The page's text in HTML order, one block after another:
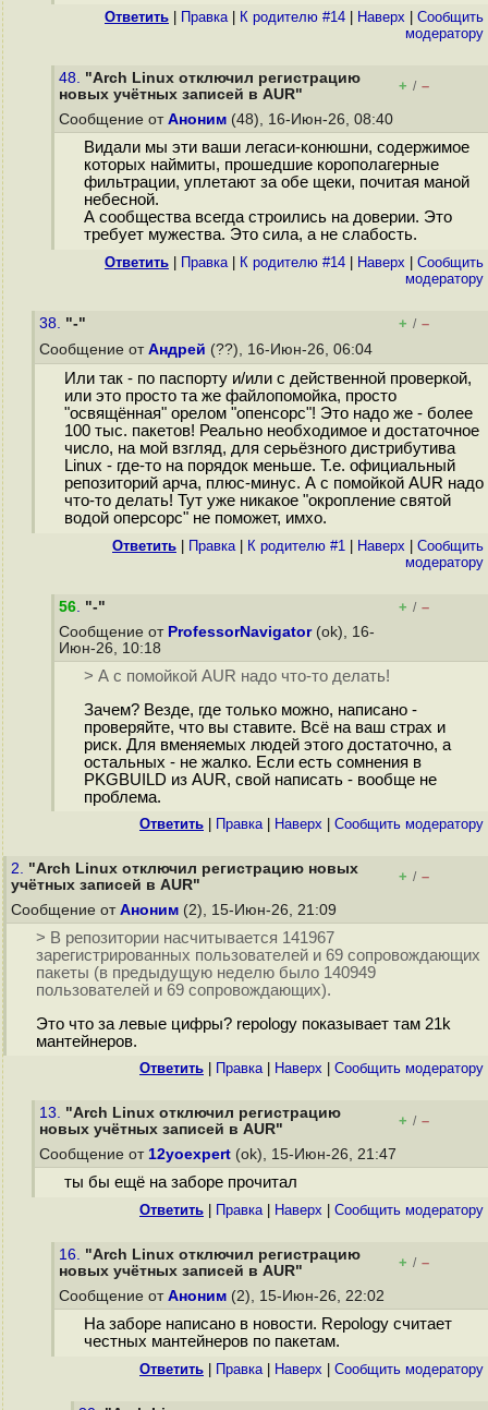
Ответить Правка| К родителю #14 Наверх
Cообщить
модератору
48. "Arch Linux отключил регистрацию
новых учётных записей в AUR"
+ / –
Сообщение от Аноним (48), 16-Июн-26, 08:40
Видали мы эти ваши легаси-конюшни, содержимое
которых наймиты, прошедшие корополагерные
фильтрации, уплетают за обе щеки, почитая маной
небесной.
А сообщества всегда строились на доверии. Это
требует мужества. Это сила, а не слабость.
Ответить Правка| К родителю #14 Наверх
Cообщить
модератору
38. "-" + / –
Сообщение от Андрей (??), 16-Июн-26, 06:04
Или так - по паспорту и/или с действенной проверкой,
или это просто та же файлопомойка, просто
"освящённая" орелом "опенсорс"! Это надо же - более
100 тыс. пакетов! Реально необходимое и достаточное
число, на мой взгляд, для серьёзного дистрибутива
Linux - где-то на порядок меньше. Т.е. официальный
репозиторий арча, плюс-минус. А с помойкой AUR надо
что-то делать! Тут уже никакое "окропление святой
водой оперсорс" не поможет, имхо.
Ответить Правка| К родителю #1 Наверх
Cообщить
модератору
56. "-" + / –
Сообщение от ProfessorNavigator(ok), 16-
Июн-26, 10:18
> А с помойкой AUR надо что-то делать!
Зачем? Везде, где только можно, написано -
проверяйте, что вы ставите. Всё на ваш страх и
риск. Для вменяемых людей этого достаточно, а
остальных - не жалко. Если есть сомнения в
PKGBUILD из AUR, свой написать - вообще не
проблема.
Ответить Правка| Наверх Cообщить модератору
2. "Arch Linux отключил регистрацию новых
учётных записей в AUR"
+ / –
Сообщение от Аноним (2), 15-Июн-26, 21:09
> В репозитории насчитывается 141967
зарегистрированных пользователей и 69 сопровождающих
пакеты (в предыдущую неделю было 140949
пользователей и 69 сопровождающих).
Это что за левые цифры? repology показывает там 21k
мантейнеров.
Ответить Правка| Наверх Cообщить модератору
13. "Arch Linux отключил регистрацию
новых учётных записей в AUR"
+ / –
Сообщение от 12yoexpert (ok), 15-Июн-26, 21:47
ты бы ещё на заборе прочитал
Ответить Правка| Наверх Cообщить модератору
16. "Arch Linux отключил регистрацию
новых учётных записей в AUR"
+ / –
Сообщение от Аноним (2), 15-Июн-26, 22:02
На заборе написано в новости. Repology считает
честных мантейнеров по пакетам.
Ответить Правка| Наверх Cообщить модератору